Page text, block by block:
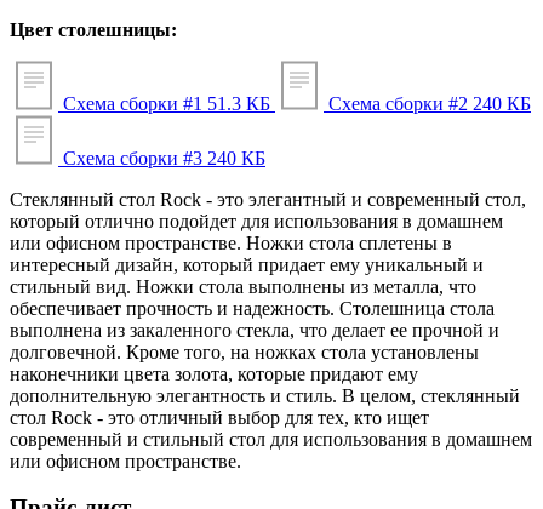
Цвет столешницы:
Схема сборки #1 51.3 КБ Схема сборки #2 240 КБ
Схема сборки #3 240 КБ
Стеклянный стол Rock - это элегантный и современный стол,
который отлично подойдет для использования в домашнем
или офисном пространстве. Ножки стола сплетены в
интересный дизайн, который придает ему уникальный и
стильный вид. Ножки стола выполнены из металла, что
обеспечивает прочность и надежность. Столешница стола
выполнена из закаленного стекла, что делает ее прочной и
долговечной. Кроме того, на ножках стола установлены
наконечники цвета золота, которые придают ему
дополнительную элегантность и стиль. В целом, стеклянный
стол Rock - это отличный выбор для тех, кто ищет
современный и стильный стол для использования в домашнем
или офисном пространстве.